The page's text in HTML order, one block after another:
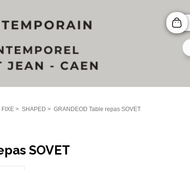
FIXE > SHAPED > GRANDEOD Table repas SOVET
SOVET